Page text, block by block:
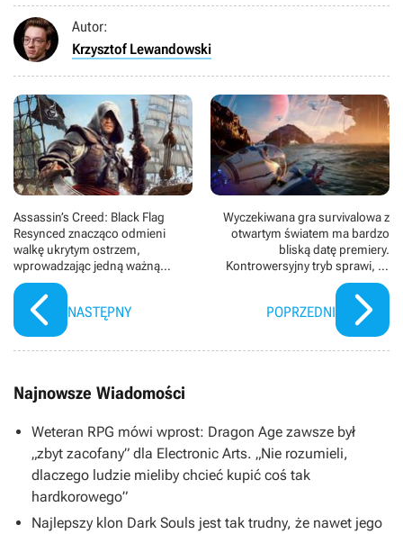
Autor:
Krzysztof Lewandowski
Assassin’s Creed: Black Flag
Resynced znacząco odmieni
walkę ukrytym ostrzem,
wprowadzając jedną ważną
zmianę. Dzięki temu starcia mają
być bardziej spektakularne
NASTĘPNY
Wyczekiwana gra survivalowa z
otwartym światem ma bardzo
bliską datę premiery.
Kontrowersyjny tryb sprawi, że
Subnautica 2 będzie
niesamowicie przerażająca
POPRZEDNI
Najnowsze Wiadomości
Weteran RPG mówi wprost: Dragon Age zawsze był
„zbyt zacofany” dla Electronic Arts. „Nie rozumieli,
dlaczego ludzie mieliby chcieć kupić coś tak
hardkorowego”
Najlepszy klon Dark Souls jest tak trudny, że nawet jego